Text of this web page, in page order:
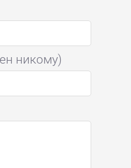
никому)